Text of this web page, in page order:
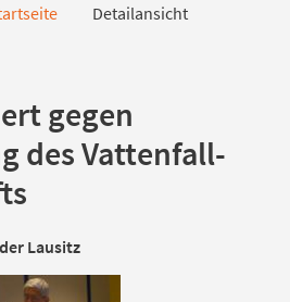
Detailansicht
gegen
des Vattenfall-
Lausitz